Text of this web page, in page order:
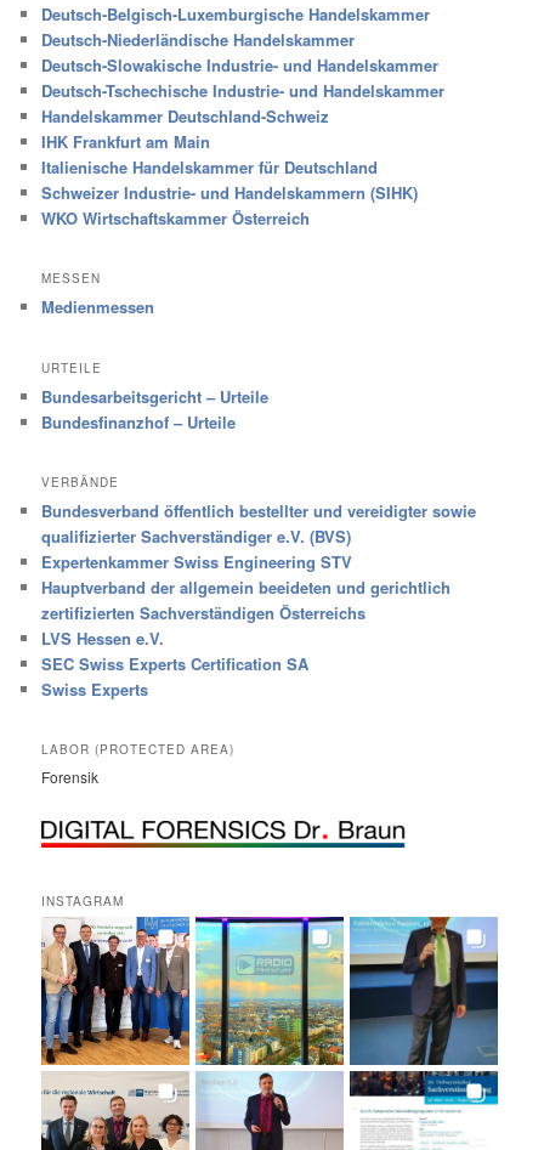
Deutsch-Belgisch-Luxemburgische Handelskammer
Deutsch-Niederländische Handelskammer
Deutsch-Slowakische Industrie- und Handelskammer
Deutsch-Tschechische Industrie- und Handelskammer
Handelskammer Deutschland-Schweiz
IHK Frankfurt am Main
Italienische Handelskammer für Deutschland
Schweizer Industrie- und Handelskammern (SIHK)
WKO Wirtschaftskammer Österreich
MESSEN
Medienmessen
URTEILE
Bundesarbeitsgericht – Urteile
Bundesfinanzhof – Urteile
VERBÄNDE
Bundesverband öffentlich bestellter und vereidigter sowie
qualifizierter Sachverständiger e.V. (BVS)
Expertenkammer Swiss Engineering STV
Hauptverband der allgemein beeideten und gerichtlich
zertifizierten Sachverständigen Österreichs
LVS Hessen e.V.
SEC Swiss Experts Certification SA
Swiss Experts
LABOR (PROTECTED AREA)
Forensik
INSTAGRAM